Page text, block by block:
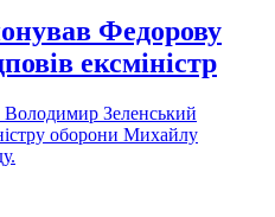
Федорову
ексміністр
Володимир Зеленський
оборони Михайлу